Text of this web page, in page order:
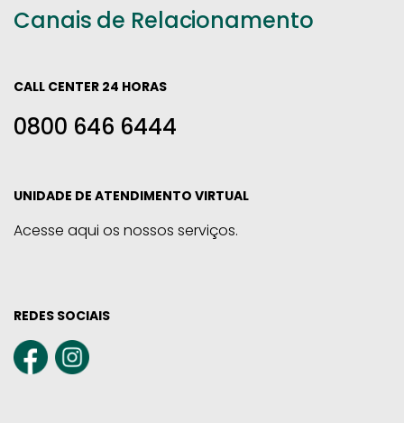
Canais de Relacionamento
CALL CENTER 24 HORAS
0800 646 6444
UNIDADE DE ATENDIMENTO VIRTUAL
Acesse aqui os nossos serviços.
REDES SOCIAIS